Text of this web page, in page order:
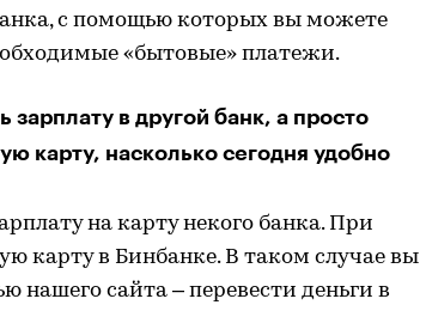
с помощью которых вы можете
«бытовые» платежи.
зарплату в другой банк, а просто
карту, насколько сегодня удобно
на карту некого банка. При
карту в Бинбанке. В таком случае вы
нашего сайта – перевести деньги в